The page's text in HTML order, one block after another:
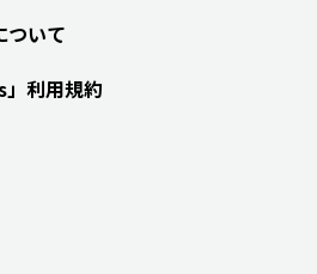
ついて
」利用規約